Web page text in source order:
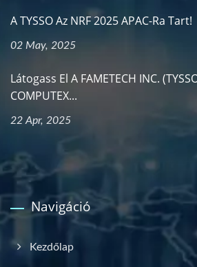
A TYSSO Az NRF 2025 APAC-Ra Tart!
02 May, 2025
Látogass El A FAMETECH INC.
COMPUTEX...
22 Apr, 2025
Navigáció
Kezdőlap